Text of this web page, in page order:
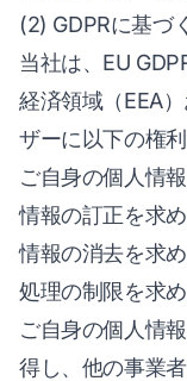
(2) GDPRに基づ
当社は、EU
経済領域（EEA
ザーに以下の権
ご自身の個人情
情報の訂正を求
情報の消去を求
処理の制限を求
ご自身の個人情
得し、他の事業